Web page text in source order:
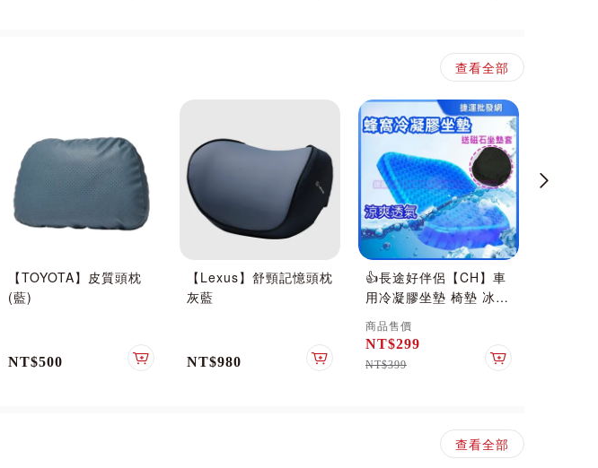
查看全部
車
【TOYOTA】皮質頭枕
(藍)
NT$500 加入購物車
【Lexus】舒頸記憶頭枕
灰藍
NT$980 加入購物車
👍長途好伴侶【CH】車
用冷凝膠坐墊 椅墊 冰墊
軟墊 汽車坐墊 雞蛋坐墊
冷凝膠坐墊 透氣坐墊 凝
膠墊 冷凝墊 汽車坐墊椅
商品售價
NT$299
NT$399 加入購物車
查看全部